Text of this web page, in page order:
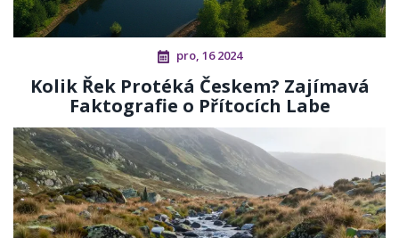
pro, 16 2024
Kolik Řek Protéká Českem? Zajímavá
Faktografie o Přítocích Labe